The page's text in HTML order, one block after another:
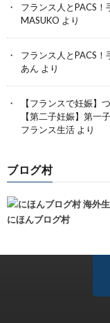
フランス人とPACS
MASUKO より
フランス人とPACS
あん より
【フランスで妊娠】
【第二子妊娠】第一
フランス生活 より
ブログ村
にほんブログ村